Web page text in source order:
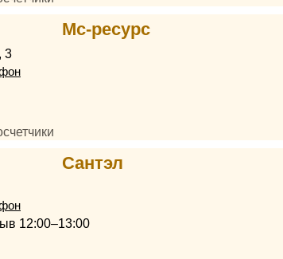
Мс-ресурс
3
Сантэл
12:00–13:00